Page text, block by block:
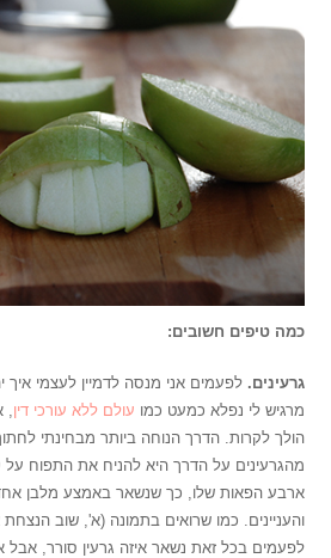
כמה טיפים חשובים:
גרעינים.לפעמים אני מנסה לדמיין לעצמי איך
מרגיש לי נפלא כמעט כמו עולם ללא עורכי דין
הולך לקרות. הדרך הנוחה ביותר מבחינתי
מהגרעינים על הדרך היא להניח את התפוח על
ארבע הפאות שלו, כך שנשאר באמצע מלבן
והעניינים. כמו שרואים בתמונה (א', שוב
לפעמים בכל זאת נשאר איזה גרעין סורר, אבל